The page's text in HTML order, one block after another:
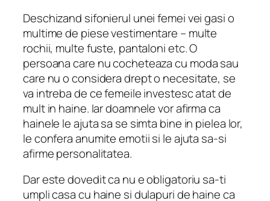
Deschizand sifonierul unei femei vei gasi o
multime de piese vestimentare – multe
rochii, multe fuste, pantaloni etc. O
persoana care nu cocheteaza cu moda sau
care nu o considera drept o necesitate, se
va intreba de ce femeile investesc atat de
mult in haine. Iar doamnele vor afirma ca
hainele le ajuta sa se simta bine in pielea lor,
le confera anumite emotii si le ajuta sa-si
afirme personalitatea.
Dar este dovedit ca nu e obligatoriu sa-ti
umpli casa cu haine si dulapuri de haine ca